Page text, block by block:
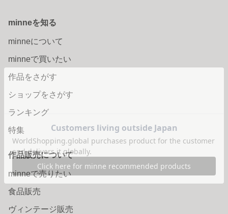
minneを知る
minneについて
minneで買いたい
作品をさがす
ショップをさがす
ランキング
特集
作品販売について
minneで売りたい
食品販売
ヴィンテージ販売